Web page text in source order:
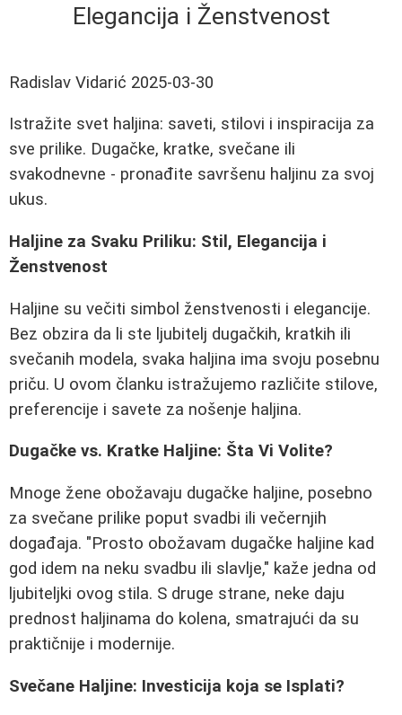
Elegancija i Ženstvenost
Radislav Vidarić 2025-03-30
Istražite svet haljina: saveti, stilovi i inspiracija za
sve prilike. Dugačke, kratke, svečane ili
svakodnevne - pronađite savršenu haljinu za svoj
ukus.
Haljine za Svaku Priliku: Stil, Elegancija i
Ženstvenost
Haljine su večiti simbol ženstvenosti i elegancije.
Bez obzira da li ste ljubitelj dugačkih, kratkih ili
svečanih modela, svaka haljina ima svoju posebnu
priču. U ovom članku istražujemo različite stilove,
preferencije i savete za nošenje haljina.
Dugačke vs. Kratke Haljine: Šta Vi Volite?
Mnoge žene obožavaju dugačke haljine, posebno
za svečane prilike poput svadbi ili večernjih
događaja. "Prosto obožavam dugačke haljine kad
god idem na neku svadbu ili slavlje," kaže jedna od
ljubiteljki ovog stila. S druge strane, neke daju
prednost haljinama do kolena, smatrajući da su
praktičnije i modernije.
Svečane Haljine: Investicija koja se Isplati?